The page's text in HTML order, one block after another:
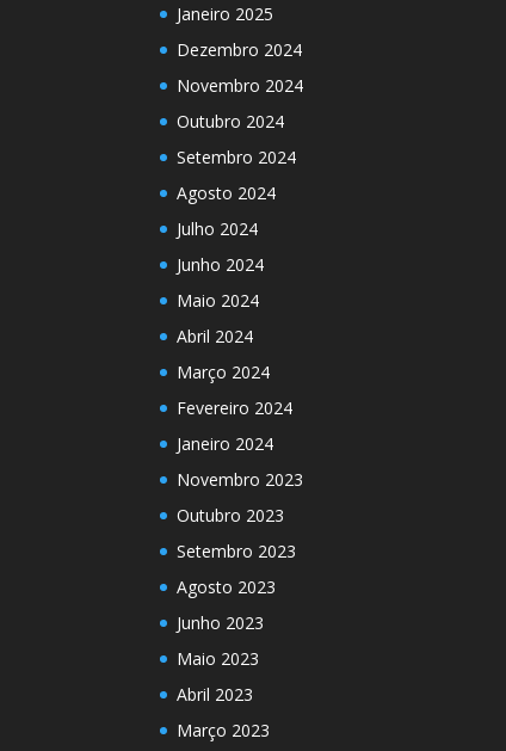
Janeiro 2025
Dezembro 2024
Novembro 2024
Outubro 2024
Setembro 2024
Agosto 2024
Julho 2024
Junho 2024
Maio 2024
Abril 2024
Março 2024
Fevereiro 2024
Janeiro 2024
Novembro 2023
Outubro 2023
Setembro 2023
Agosto 2023
Junho 2023
Maio 2023
Abril 2023
Março 2023